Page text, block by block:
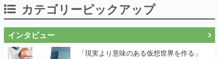
カテゴリーピックアップ
インタビュー
「現実より意味のある仮想世界を作る」